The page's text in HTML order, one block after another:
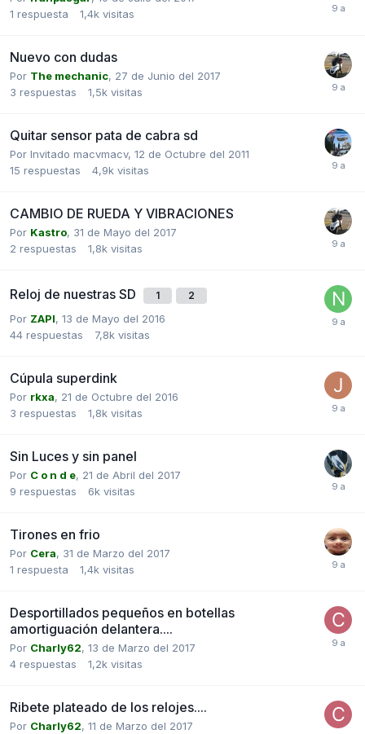
1 respuesta 1,4k visitas
Nuevo con dudas
Por The mechanic, 27 de Junio del 2017
3 respuestas 1,5k visitas
Quitar sensor pata de cabra sd
Por Invitado macvmacv, 12 de Octubre del 2011
15 respuestas 4,9k visitas
CAMBIO DE RUEDA Y VIBRACIONES
Por Kastro, 31 de Mayo del 2017
2 respuestas 1,8k visitas
Reloj de nuestras SD 1 2
Por ZAPI, 13 de Mayo del 2016
44 respuestas 7,8k visitas
Cúpula superdink
Por rkxa, 21 de Octubre del 2016
3 respuestas 1,8k visitas
Sin Luces y sin panel
Por C o n d e, 21 de Abril del 2017
9 respuestas 6k visitas
Tirones en frio
Por Cera, 31 de Marzo del 2017
1 respuesta 1,4k visitas
Desportillados pequeños en botellas
amortiguación delantera....
Por Charly62, 13 de Marzo del 2017
4 respuestas 1,2k visitas
Ribete plateado de los relojes....
Por Charly62, 11 de Marzo del 2017